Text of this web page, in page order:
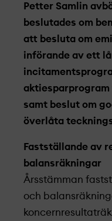
Petter Samlin
beslutades om
att besluta om
införande av ett
samt beslut om
överlåta
Fastställande av
balansräkningar
Årsstämman
och